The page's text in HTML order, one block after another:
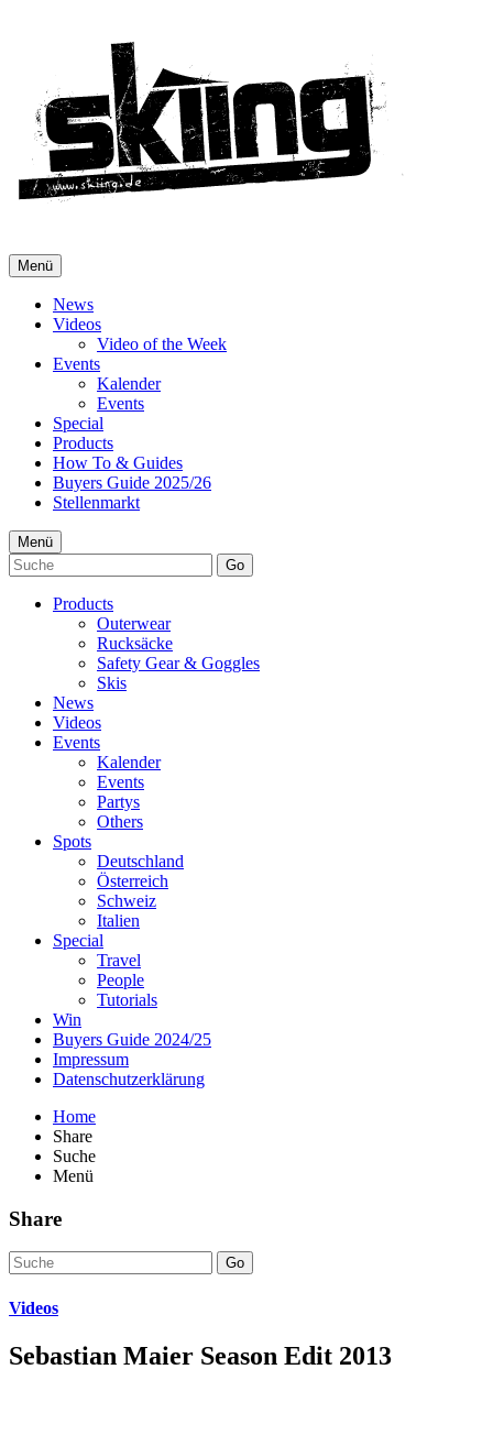
Menü
News
Videos
Video of the Week
Events
Kalender
Events
Special
Products
How To & Guides
Buyers Guide 2025/26
Stellenmarkt
Menü
Go
Products
Outerwear
Rucksäcke
Safety Gear & Goggles
Skis
News
Videos
Events
Kalender
Events
Partys
Others
Spots
Deutschland
Österreich
Schweiz
Italien
Special
Travel
People
Tutorials
Win
Buyers Guide 2024/25
Impressum
Datenschutzerklärung
Home
Share
Suche
Menü
Share
Go
Videos
Sebastian Maier Season Edit 2013